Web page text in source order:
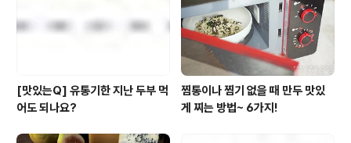
인기를 얻을 만한 녀석인지 같이 한번 살펴 보시죠![리뷰]
풀무원 '자연치즈' 생..
[맛있는Q] 유통기한 지난 두부 먹
어도 되나요?
찜통이나 찜기 없을 때 만두 맛있
게 찌는 방법~ 6가지!